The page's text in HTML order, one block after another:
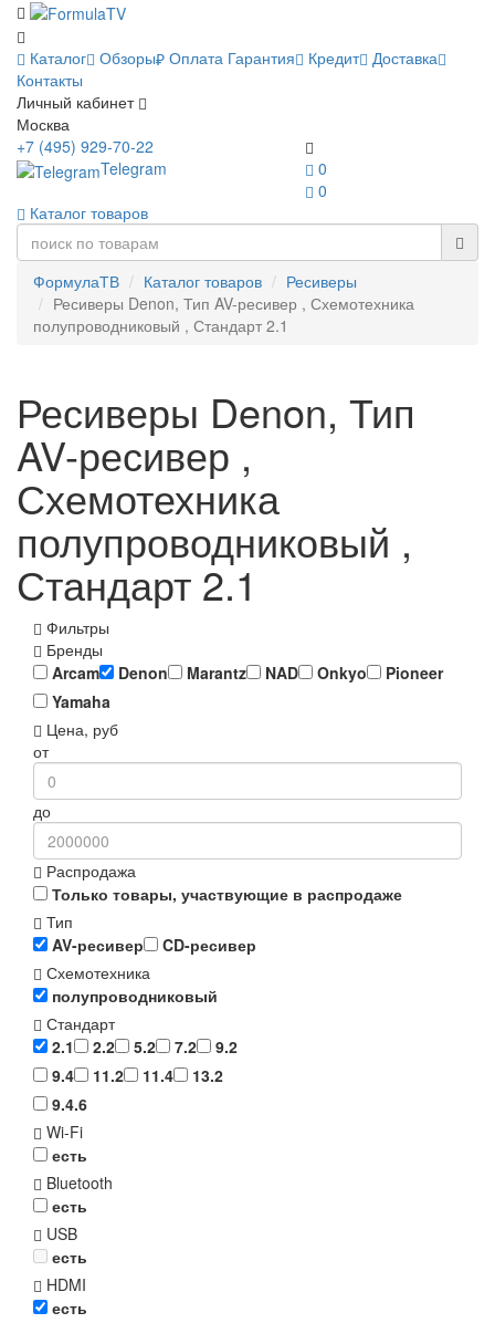
Каталог Обзоры Оплата Гарантия Кредит Доставка
Контакты
Личный кабинет
Москва
0
0
+7 (495) 929-70-22
Telegram
Каталог товаров
ФормулаТВ Каталог товаров
Ресиверы
Ресиверы Denon, Тип AV-ресивер , Схемотехника
полупроводниковый , Стандарт 2.1
Ресиверы Denon, Тип
AV-ресивер ,
Схемотехника
полупроводниковый ,
Стандарт 2.1
Фильтры
Бренды
Arcam
Denon Marantz NAD Onkyo
Pioneer
Yamaha
Цена, руб
от
до
Распродажа
Только товары, участвующие в распродаже
Тип
AV-ресивер
CD-ресивер
Схемотехника
полупроводниковый
Стандарт
2.1
2.2 5.2 7.2
9.2
9.4
11.2 11.4
13.2
9.4.6
Wi-Fi
есть
Bluetooth
есть
USB
есть
HDMI
есть